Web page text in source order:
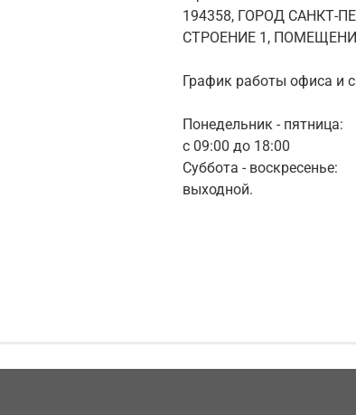
194358, ГОРОД САНКТ-
СТРОЕНИЕ 1,
График работы офиса и
Понедельник - пятница:
с 09:00 до 18:00
Суббота - воскресенье:
выходной.